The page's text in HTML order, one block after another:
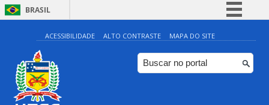
BRASIL
Simplifique!
Comunica BR
Participe
ACESSIBILIDADE ALTO CONTRASTE MAPA DO SITE